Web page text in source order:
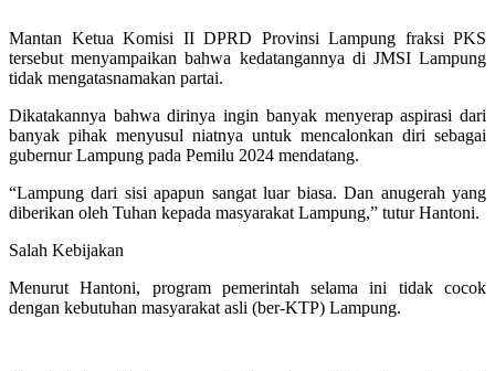
Mantan Ketua Komisi II DPRD Provinsi Lampung fraksi PKS
tersebut menyampaikan bahwa kedatangannya di JMSI Lampung
tidak mengatasnamakan partai.
Dikatakannya bahwa dirinya ingin banyak menyerap aspirasi dari
banyak pihak menyusul niatnya untuk mencalonkan diri sebagai
gubernur Lampung pada Pemilu 2024 mendatang.
“Lampung dari sisi apapun sangat luar biasa. Dan anugerah yang
diberikan oleh Tuhan kepada masyarakat Lampung,” tutur Hantoni.
Salah Kebijakan
Menurut Hantoni, program pemerintah selama ini tidak cocok
dengan kebutuhan masyarakat asli (ber-KTP) Lampung.